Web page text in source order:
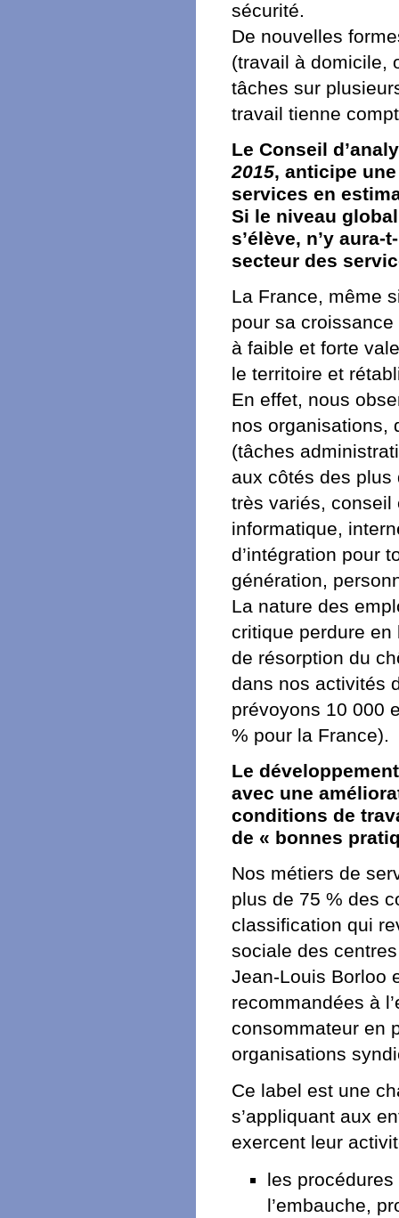
sécurité.
De nouvelles
(travail à domicile,
tâches sur
travail tienne
Le Conseil
2015, anticipe
services en
Si le niveau
s’élève, n’y
secteur des
La France, même
pour sa
à faible et forte
le territoire et
En effet, nous
nos organisations,
(tâches
aux côtés des plus
très variés, conseil
informatique,
d’intégration pour
génération,
La nature des
critique perdure
de résorption du
dans nos activités
prévoyons 10 000
% pour la France).
Le
avec une
conditions de
de « bonnes
Nos métiers de
plus de 75 % des
classification qui
sociale des
Jean-Louis Borloo
recommandées à
consommateur en
organisations
Ce label est une
s’appliquant aux
exercent leur
les
l’embauche,